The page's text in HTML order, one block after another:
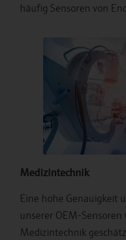
häufig Sensoren von
Medizintechnik
Eine hohe Genauigkeit
unserer OEM-
Medizintechnik